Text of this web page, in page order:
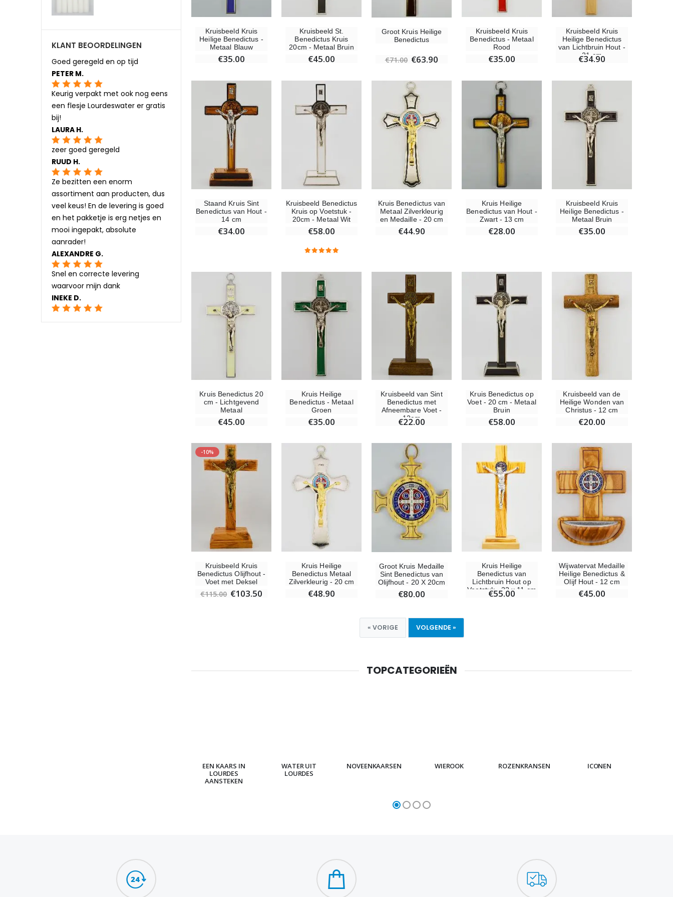
Kruisbeeld Kruis
Heilige Benedictus -
Metaal Blauw
€35.00
Kruisbeeld St.
Benedictus Kruis
20cm - Metaal Bruin
€45.00
Groot Kruis Heilige
Benedictus
€71.00 €63.90
Kruisbeeld Kruis
Benedictus - Metaal
Rood
€35.00
Kruisbeeld Kruis
Heilige Benedictus
van Lichtbruin Hout -
21 cm
€34.90
Staand Kruis Sint
Benedictus van Hout -
14 cm
€34.00
Kruisbeeld Benedictus
Kruis op Voetstuk -
20cm - Metaal Wit
€58.00
Kruis Benedictus van
Metaal Zilverkleurig
en Medaille - 20 cm
€44.90
Kruis Heilige
Benedictus van Hout -
Zwart - 13 cm
€28.00
Kruisbeeld Kruis
Heilige Benedictus -
Metaal Bruin
€35.00
Kruis Benedictus 20
cm - Lichtgevend
Metaal
€45.00
Kruis Heilige
Benedictus - Metaal
Groen
€35.00
Kruisbeeld van Sint
Benedictus met
Afneembare Voet -
12cm
€22.00
Kruis Benedictus op
Voet - 20 cm - Metaal
Bruin
€58.00
Kruisbeeld van de
Heilige Wonden van
Christus - 12 cm
€20.00
-10%
Kruisbeeld Kruis
Benedictus Olijfhout -
Voet met Deksel
€115.00 €103.50
Kruis Heilige
Benedictus Metaal
Zilverkleurig - 20 cm
€48.90
Groot Kruis Medaille
Sint Benedictus van
Olijfhout - 20 X 20cm
€80.00
Kruis Heilige
Benedictus van
Lichtbruin Hout op
Voetstuk - 22 x 11 cm
€55.00
Wijwatervat Medaille
Heilige Benedictus &
Olijf Hout - 12 cm
€45.00
« VORIGE VOLGENDE »
TOPCATEGORIEËN
EEN KAARS IN
LOURDES
AANSTEKEN
WATER UIT
LOURDES
NOVEENKAARSEN WIEROOK ROZENKRANSEN ICONEN
KLANT BEOORDELINGEN
Goed geregeld en op tijd
PETER M.
Keurig verpakt met ook nog eens
een flesje Lourdeswater er gratis
bij!
LAURA H.
zeer goed geregeld
RUUD H.
Ze bezitten een enorm
assortiment aan producten, dus
veel keus! En de levering is goed
en het pakketje is erg netjes en
mooi ingepakt, absolute
aanrader!
ALEXANDRE G.
Snel en correcte levering
waarvoor mijn dank
INEKE D.